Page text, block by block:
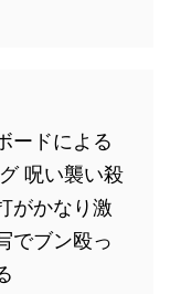
ードによる
呪い襲い殺
がかなり激
でブン殴っ